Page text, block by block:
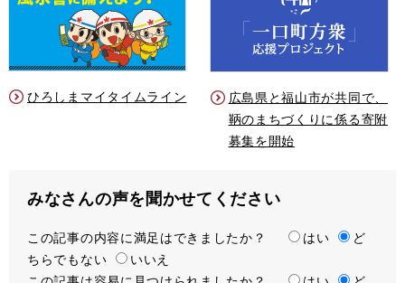
ひろしまマイタイムライン
広島県と福山市が共同で、
鞆のまちづくりに係る寄附
募集を開始
みなさんの声を聞かせてください
満
足
この記事の内容に満足はできましたか？ はい
ど
ちらでもない
いいえ